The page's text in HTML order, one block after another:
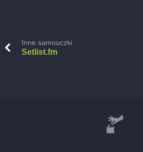
Inne samouczki
Setlist.fm